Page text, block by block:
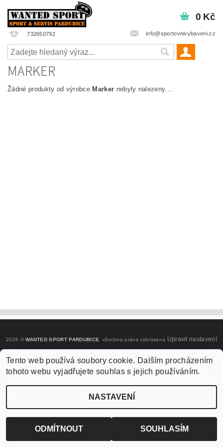
732650792 info@sportovnivybaveni.cz
0 Kč
MARKER
Žádné produkty od výrobce Marker nebyly nalezeny....
2026 ©WANTED SPORT PARDUBICE , všechna práva vyhrazena Upravit nastavení
cookies
Vytvořil Shoptet
Tento web používá soubory cookie. Dalším procházením
tohoto webu vyjadřujete souhlas s jejich používáním.
NASTAVENÍ
ODMÍTNOUT SOUHLASÍM